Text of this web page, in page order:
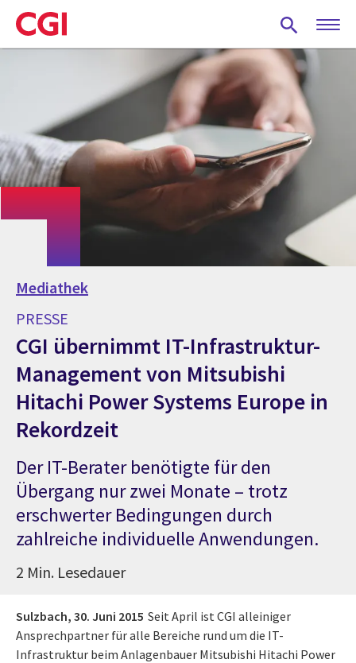
Skip
to
main
Mediathek
PRESSE
CGI übernimmt IT-Infrastruktur-
Management von Mitsubishi
Hitachi Power Systems Europe in
Rekordzeit
Der IT-Berater benötigte für den
Übergang nur zwei Monate – trotz
erschwerter Bedingungen durch
zahlreiche individuelle Anwendungen.
2 Min. Lesedauer
Sulzbach, 30. Juni 2015 Seit April ist CGI alleiniger
Ansprechpartner für alle Bereiche rund um die IT-
Infrastruktur beim Anlagenbauer Mitsubishi Hitachi Power